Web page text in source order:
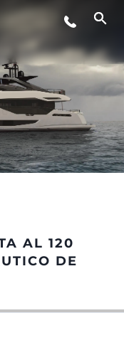
AL 120
DE